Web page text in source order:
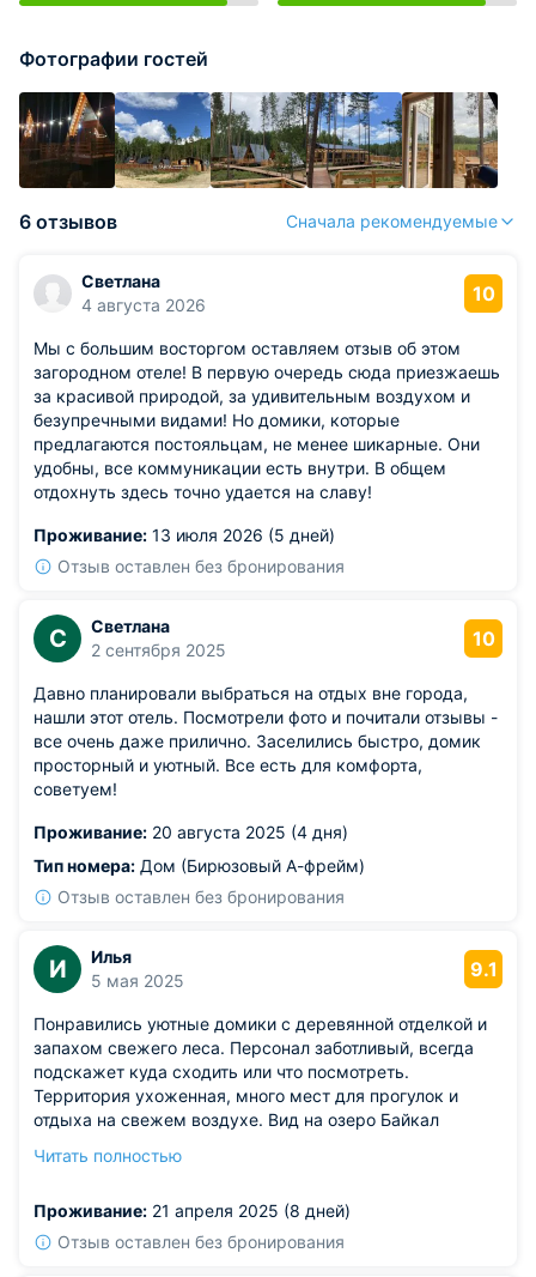
Фотографии гостей
6 отзывов Сначала рекомендуемые
Светлана
4 августа 2026
10
Мы с большим восторгом оставляем отзыв об этом
загородном отеле! В первую очередь сюда приезжаешь
за красивой природой, за удивительным воздухом и
безупречными видами! Но домики, которые
предлагаются постояльцам, не менее шикарные. Они
удобны, все коммуникации есть внутри. В общем
отдохнуть здесь точно удается на славу!
Проживание: 13 июля 2026 (5 дней)
Отзыв оставлен без бронирования
С
Светлана
2 сентября 2025
10
Давно планировали выбраться на отдых вне города,
нашли этот отель. Посмотрели фото и почитали отзывы -
все очень даже прилично. Заселились быстро, домик
просторный и уютный. Все есть для комфорта,
советуем!
Проживание: 20 августа 2025 (4 дня)
Тип номера: Дом (Бирюзовый А-фрейм)
Отзыв оставлен без бронирования
И
Илья
5 мая 2025
9.1
Понравились уютные домики с деревянной отделкой и
запахом свежего леса. Персонал заботливый, всегда
подскажет куда сходить или что посмотреть.
Территория ухоженная, много мест для прогулок и
отдыха на свежем воздухе. Вид на озеро Байкал
отапливаются, даже в холодную погоду внутри тепло.
Из недостатков: интернет работал нестабильно, но для
такого места это не критично.
Читать полностью
Проживание: 21 апреля 2025 (8 дней)
Отзыв оставлен без бронирования